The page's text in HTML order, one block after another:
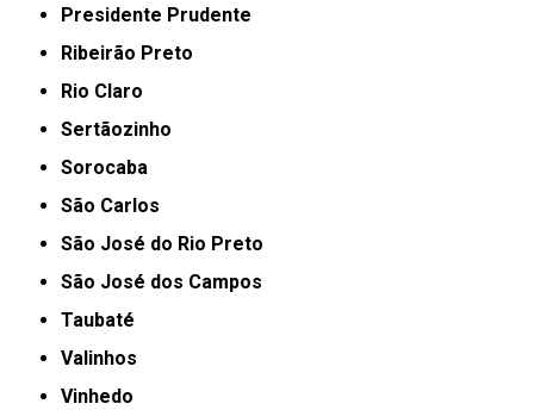
Presidente Prudente
Ribeirão Preto
Rio Claro
Sertãozinho
Sorocaba
São Carlos
São José do Rio Preto
São José dos Campos
Taubaté
Valinhos
Vinhedo